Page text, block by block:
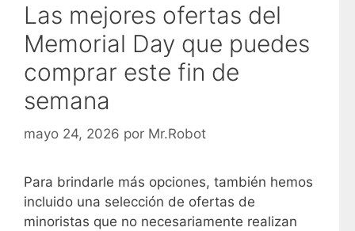
Las mejores ofertas del
Memorial Day que puedes
comprar este fin de
semana
mayo 24, 2026 por Mr.Robot
Para brindarle más opciones, también hemos
incluido una selección de ofertas de
minoristas que no necesariamente realizan